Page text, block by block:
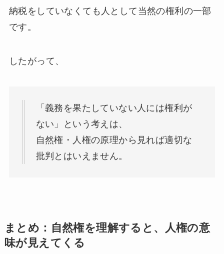
納税をしていなくても人として当然の権利の一部
です。
したがって、
「義務を果たしていない人には権利が
ない」という考えは、
自然権・人権の原理から見れば適切な
批判とはいえません。
まとめ：自然権を理解すると、人権の意
味が見えてくる